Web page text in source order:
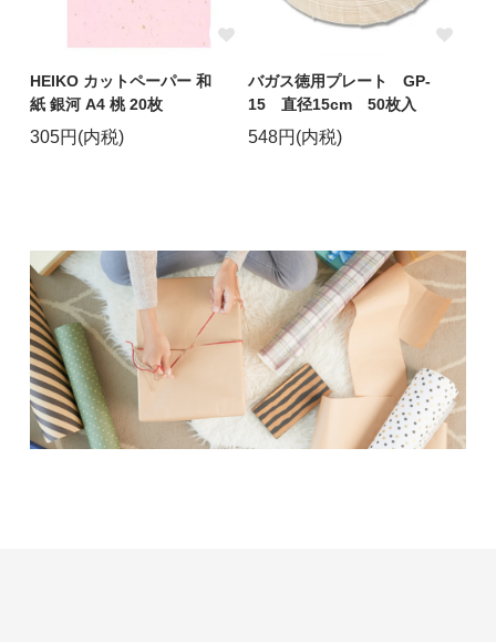
HEIKO カットペーパー 和
紙 銀河 A4 桃 20枚
305円(内税)
バガス徳用プレート GP-
15 直径15cm 50枚入
548円(内税)